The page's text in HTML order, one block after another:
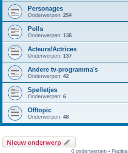
Personages
Onderwerpen: 254
Polls
Onderwerpen: 135
Acteurs/Actrices
Onderwerpen: 137
Andere tv-programma's
Onderwerpen: 42
Spelletjes
Onderwerpen: 6
Offtopic
Onderwerpen: 48
Nieuw onderwerp
0 onderwerpen • Pagina